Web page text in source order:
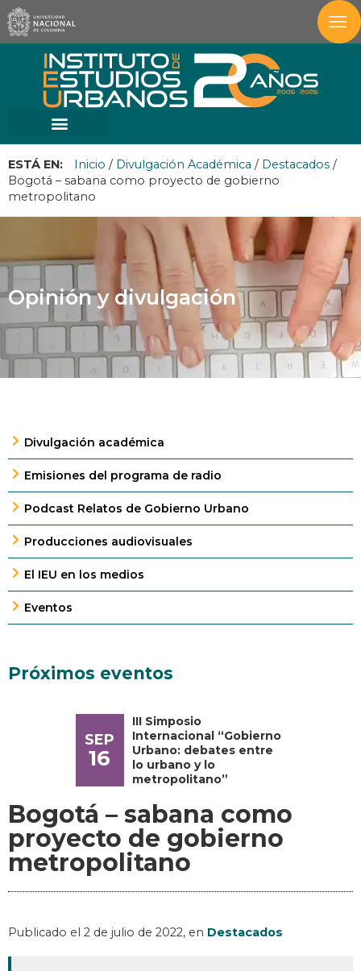
ESTÁ EN: Inicio / Divulgación Académica / Destacados /
Bogotá – sabana como proyecto de gobierno
metropolitano
Opinión y divulgación
Divulgación académica
Emisiones del programa de radio
Podcast Relatos de Gobierno Urbano
Producciones audiovisuales
El IEU en los medios
Eventos
Próximos eventos
SEP
16
III Simposio
Internacional “Gobierno
Urbano: debates entre
lo urbano y lo
metropolitano”
Bogotá – sabana como
proyecto de gobierno
metropolitano
Publicado el 2 de julio de 2022, en Destacados